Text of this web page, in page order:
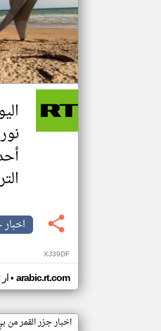
XJ39DF
• arabic.rt.com
اخبار جزر القمر